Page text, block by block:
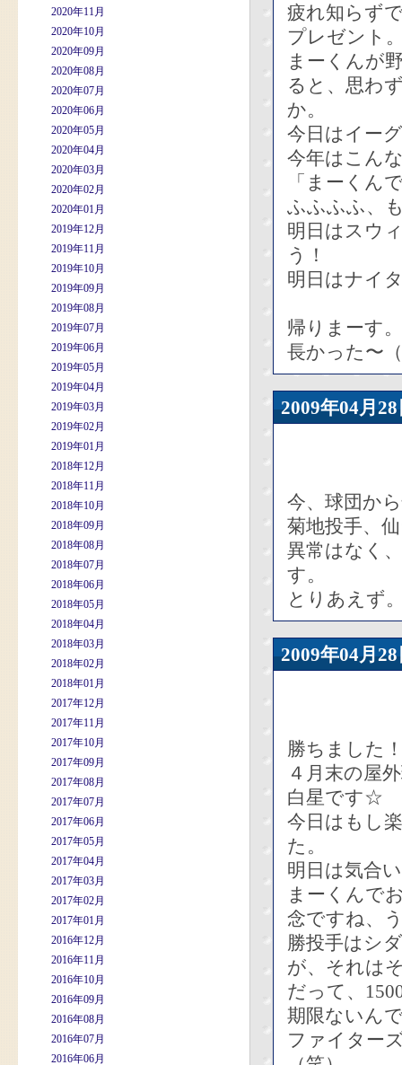
2020年11月
2020年10月
2020年09月
2020年08月
2020年07月
2020年06月
2020年05月
2020年04月
2020年03月
2020年02月
2020年01月
2019年12月
2019年11月
2019年10月
2019年09月
2019年08月
2019年07月
2019年06月
2019年05月
2019年04月
2019年03月
2019年02月
2019年01月
2018年12月
2018年11月
2018年10月
2018年09月
2018年08月
2018年07月
2018年06月
2018年05月
2018年04月
2018年03月
2018年02月
2018年01月
2017年12月
2017年11月
2017年10月
2017年09月
2017年08月
2017年07月
2017年06月
2017年05月
2017年04月
2017年03月
2017年02月
2017年01月
2016年12月
2016年11月
2016年10月
2016年09月
2016年08月
2016年07月
2016年06月
疲れ知らず
プレゼント
まーくんが
ると、思わ
か。
今日はイー
今年はこん
「まーくん
ふふふふ、
明日はスウ
う！
明日はナイ
帰りまーす。
長かった〜
2009年04
今、球団か
菊地投手、
異常はなく
す。
とりあえず
2009年04
勝ちました
４月末の屋
白星です☆
今日はもし
た。
明日は気合
まーくんで
念ですね、
勝投手はシ
が、それは
だって、
期限ないん
ファイター